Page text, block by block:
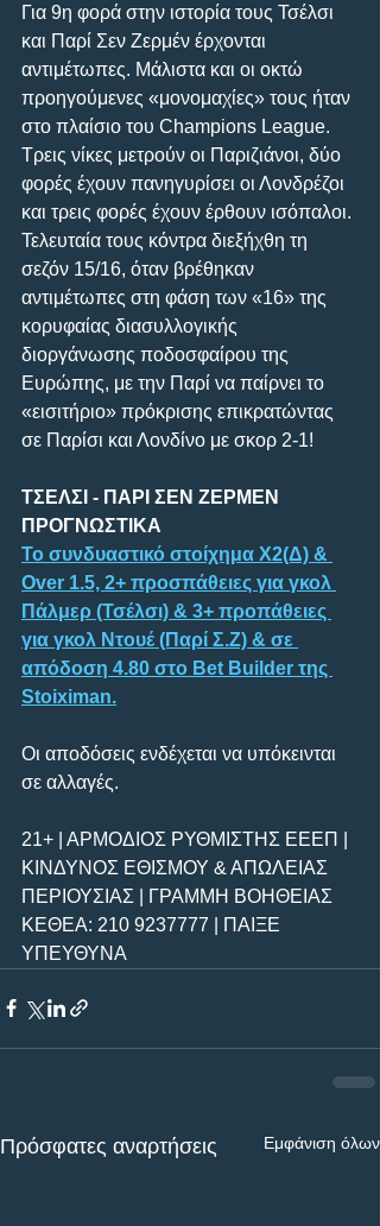
Για 9η φορά στην ιστορία τους Τσέλσι
και Παρί Σεν Ζερμέν έρχονται
αντιμέτωπες. Μάλιστα και οι οκτώ
προηγούμενες «μονομαχίες» τους ήταν
στο πλαίσιο του Champions League.
Τρεις νίκες μετρούν οι Παριζιάνοι, δύο
φορές έχουν πανηγυρίσει οι Λονδρέζοι
και τρεις φορές έχουν έρθουν ισόπαλοι.
Τελευταία τους κόντρα διεξήχθη τη
σεζόν 15/16, όταν βρέθηκαν
αντιμέτωπες στη φάση των «16» της
κορυφαίας διασυλλογικής
διοργάνωσης ποδοσφαίρου της
Ευρώπης, με την Παρί να παίρνει το
«εισιτήριο» πρόκρισης επικρατώντας
σε Παρίσι και Λονδίνο με σκορ 2-1!
ΤΣΕΛΣΙ - ΠΑΡΙ ΣΕΝ ΖΕΡΜΕΝ
ΠΡΟΓΝΩΣΤΙΚΑ
Το συνδυαστικό στοίχημα Χ2(Δ) &
Over 1.5, 2+ προσπάθειες για γκολ
Πάλμερ (Τσέλσι) & 3+ προπάθειες
για γκολ Ντουέ (Παρί Σ.Ζ) & σε
απόδοση 4.80 στο Bet Builder της
Stoiximan.
Οι αποδόσεις ενδέχεται να υπόκεινται
σε αλλαγές.
21+ | ΑΡΜΟΔΙΟΣ ΡΥΘΜΙΣΤΗΣ ΕΕΕΠ |
ΚΙΝΔΥΝΟΣ ΕΘΙΣΜΟΥ & ΑΠΩΛΕΙΑΣ
ΠΕΡΙΟΥΣΙΑΣ | ΓΡΑΜΜΗ ΒΟΗΘΕΙΑΣ
ΚΕΘΕΑ: 210 9237777 | ΠΑΙΞΕ
ΥΠΕΥΘΥΝΑ
Πρόσφατες αναρτήσεις Εμφάνιση όλων